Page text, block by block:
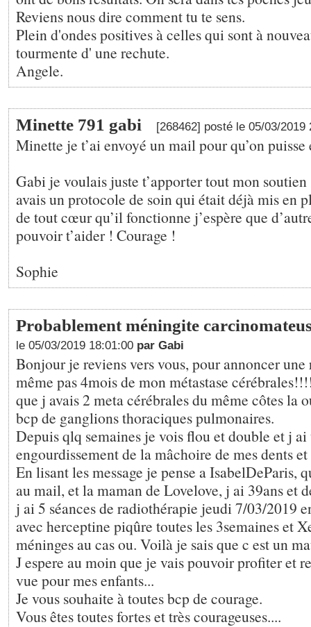
Reviens nous dire comment tu te sens.
Plein d'ondes positives à celles qui sont à
tourmente d' une rechute.
Angele.
Minette 791 gabi [268462] posté le 05/03/
Minette je t’ai envoyé un mail pour qu’on puisse
Gabi je voulais juste t’apporter tout mon
avais un protocole de soin qui était déjà mis en
de tout cœur qu’il fonctionne j’espère que
pouvoir t’aider ! Courage !
Sophie
Probablement méningite
le 05/03/2019 18:01:00 par Gabi
Bonjour je reviens vers vous, pour annoncer une
même pas 4mois de mon métastase
que j avais 2 meta cérébrales du même côtes la
bcp de ganglions thoraciques pulmonaires.
Depuis qlq semaines je vois flou et double et j ai
engourdissement de la mâchoire de mes dents
En lisant les message je pense a IsabelDeParis,
au mail, et la maman de Lovelove, j ai 39ans et
j ai 5 séances de radiothérapie jeudi 7/03/2019
avec herceptine piqûre toutes les 3semaines et
méninges au cas ou. Voilà je sais que c est un
J espere au moin que je vais pouvoir profiter et
vue pour mes enfants...
Je vous souhaite à toutes bcp de courage.
Vous êtes toutes fortes et très courageuses....